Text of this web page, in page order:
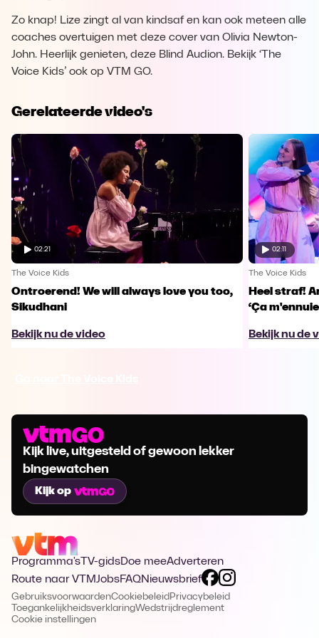
Zo knap! Lize zingt al van kindsaf en kan ook meteen alle
coaches overtuigen met deze cover van Olivia Newton-
John. Heerlijk genieten, deze Blind Audion. Bekijk ‘The
Voice Kids’ ook op VTM GO.
Gerelateerde video's
02:21
The Voice Kids
Ontroerend! We will always love you too,
Sikudhani
Bekijk nu de video
02:11
The Voice Kids
Heel straf!
‘Ça
Bekijk nu de
Kijk live, uitgesteld of gewoon lekker
bingewatchen
Kijk op
Programma's TV-gidsDoe meeAdverteren
Route naar VTMJobsFAQNieuwsbrief
GebruiksvoorwaardenCookiebeleid Privacybeleid
ToegankelijkheidsverklaringWedstrijdreglement
Cookie instellingen